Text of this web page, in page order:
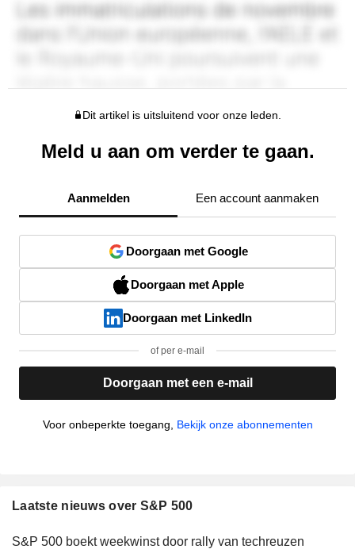
Dit artikel is uitsluitend voor onze leden.
Meld u aan om verder te gaan.
Aanmelden Een account aanmaken
Doorgaan met Google
Doorgaan met Apple
Doorgaan met LinkedIn
of per e-mail
Doorgaan met een e-mail
Voor onbeperkte toegang, Bekijk onze abonnementen
Laatste nieuws over S&P 500
S&P 500 boekt weekwinst door rally van techreuzen